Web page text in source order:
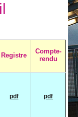
Registre
Compte-
rendu
pdf pdf